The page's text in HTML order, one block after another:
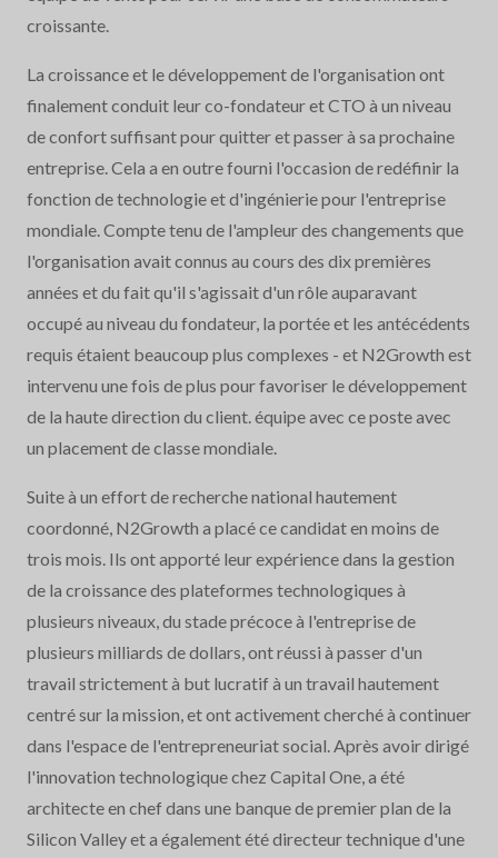
croissante.
La croissance et le développement de l'organisation ont
finalement conduit leur co-fondateur et CTO à un niveau
de confort suffisant pour quitter et passer à sa prochaine
entreprise. Cela a en outre fourni l'occasion de redéfinir la
fonction de technologie et d'ingénierie pour l'entreprise
mondiale. Compte tenu de l'ampleur des changements que
l'organisation avait connus au cours des dix premières
années et du fait qu'il s'agissait d'un rôle auparavant
occupé au niveau du fondateur, la portée et les antécédents
requis étaient beaucoup plus complexes - et N2Growth est
intervenu une fois de plus pour favoriser le développement
de la haute direction du client. équipe avec ce poste avec
un placement de classe mondiale.
Suite à un effort de recherche national hautement
coordonné, N2Growth a placé ce candidat en moins de
trois mois. Ils ont apporté leur expérience dans la gestion
de la croissance des plateformes technologiques à
plusieurs niveaux, du stade précoce à l'entreprise de
plusieurs milliards de dollars, ont réussi à passer d'un
travail strictement à but lucratif à un travail hautement
centré sur la mission, et ont activement cherché à continuer
dans l'espace de l'entrepreneuriat social. Après avoir dirigé
l'innovation technologique chez Capital One, a été
architecte en chef dans une banque de premier plan de la
Silicon Valley et a également été directeur technique d'une